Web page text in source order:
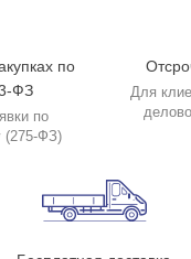
по
ФЗ
по
(275-ФЗ)
Для